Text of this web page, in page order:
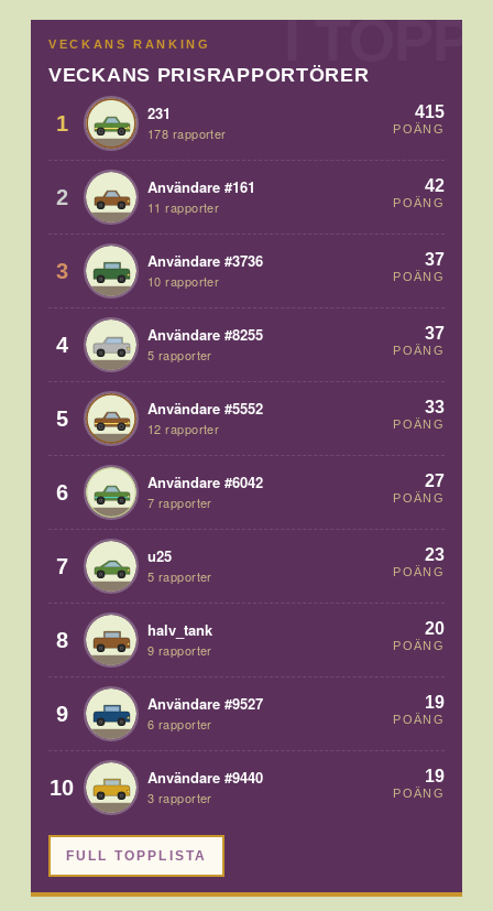
VECKANS RANKING
VECKANS PRISRAPPORTÖRER
1 231
178 rapporter
415
POÄNG
2 Användare #161
11 rapporter
42
POÄNG
3 Användare #3736
10 rapporter
37
POÄNG
4 Användare #8255
5 rapporter
37
POÄNG
5 Användare #5552
12 rapporter
33
POÄNG
6 Användare #6042
7 rapporter
27
POÄNG
7 u25
5 rapporter
23
POÄNG
8 halv_tank
9 rapporter
20
POÄNG
9 Användare #9527
6 rapporter
19
POÄNG
10 Användare #9440
3 rapporter
19
POÄNG
FULL TOPPLISTA